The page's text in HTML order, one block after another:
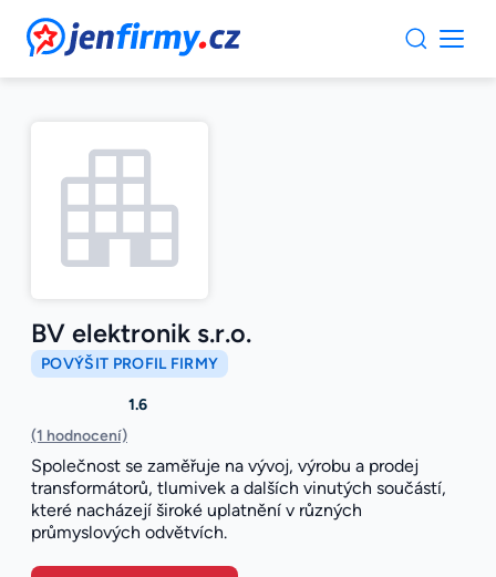
JenFirmy.cz
BV elektronik s.r.o.
POVÝŠIT PROFIL FIRMY
1.6
(1 hodnocení)
Společnost se zaměřuje na vývoj, výrobu a prodej
transformátorů, tlumivek a dalších vinutých součástí,
které nacházejí široké uplatnění v různých
průmyslových odvětvích.